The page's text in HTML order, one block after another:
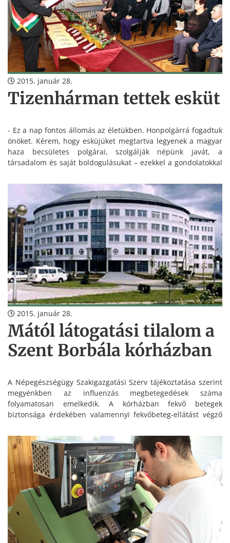
2015. január 28.
Tizenhárman tettek esküt
- Ez a nap fontos állomás az életükben. Honpolgárrá fogadtuk
önöket. Kérem, hogy esküjüket megtartva legyenek a magyar
haza becsületes polgárai, szolgálják népünk javát, a
társadalom és saját boldogulásukat – ezekkel a gondolatokkal
és tizenegy erdélyi honfitársunkat, akik eskütételüket
követően vehették kezükbe magyar okmányaikat.
2015. január 28.
Mától látogatási tilalom a
Szent Borbála kórházban
A Népegészségügy Szakigazgatási Szerv tájékoztatása szerint
megyénkben az influenzás megbetegedések száma
folyamatosan emelkedik. A kórházban fekvő betegek
biztonsága érdekében valamennyi fekvőbeteg-ellátást végző
A látogatási tilalom január 28-án lép életbe, a rendelkezést a
kórház vezetése saját hatáskörében hozta meg, s
visszavonásig érvényes.